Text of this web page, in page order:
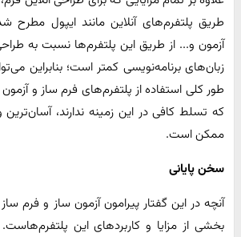
طریق پلتفرم‌های آنلاین مانند ایپول
آزمون و... از طریق این پلتفرم‌ها نسبت به
زبان‌های برنامه‌نویسی کمتر است؛ بنابراین
طور کلی استفاده از پلتفرم‌های فرم ساز و آزمون
که تسلط کافی در این زمینه ندارند،
ممکن است.
سخن پایانی
آنچه در این گفتار پیرامون آزمون ساز و فرم
بخشی از مزایا و کاربردهای این